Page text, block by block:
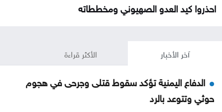
احذروا كيد العدو الصهيوني ومخططاته
آخر الأخبار الأكثر قراءة
الدفاع اليمنية تؤكد سقوط قتلى وجرحى في هجوم
حوثي وتتوعد بالرد